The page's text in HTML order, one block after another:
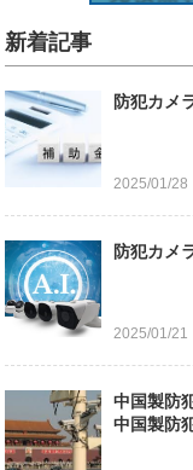
新着記事
防犯カメ
2025/01/28
防犯カメ
2025/01/21
中国製防
中国製防